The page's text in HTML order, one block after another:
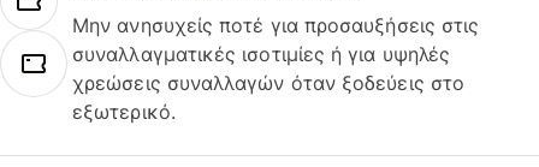
Μην ανησυχείς ποτέ για προσαυξήσεις στις
συναλλαγματικές ισοτιμίες ή για υψηλές
χρεώσεις συναλλαγών όταν ξοδεύεις στο
εξωτερικό.